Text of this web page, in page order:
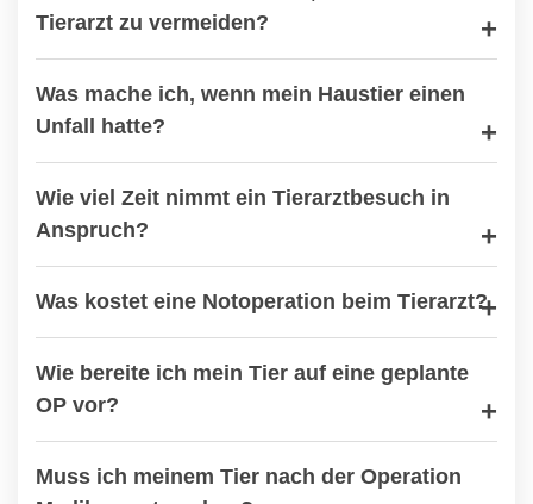
Tierarzt zu vermeiden?
Was mache ich, wenn mein Haustier einen
Unfall hatte?
Wie viel Zeit nimmt ein Tierarztbesuch in
Anspruch?
Was kostet eine Notoperation beim Tierarzt?
Wie bereite ich mein Tier auf eine geplante
OP vor?
Muss ich meinem Tier nach der Operation